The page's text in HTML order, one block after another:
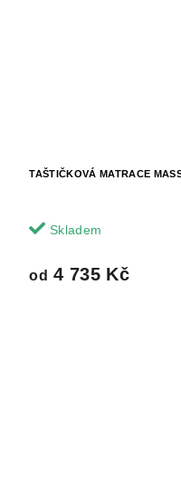
TAŠTIČKOVÁ MATRACE
Skladem
od 4 735 Kč